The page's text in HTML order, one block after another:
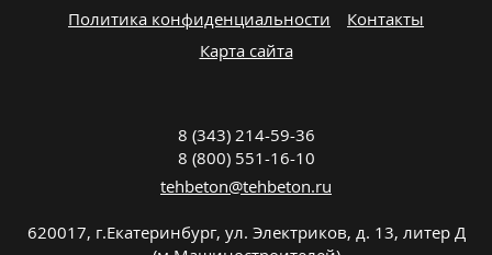
Политика конфиденциальности
Контакты
Карта сайта
8 (343) 214-59-36
8 (800) 551-16-10
tehbeton@tehbeton.ru
620017, г.Екатеринбург, ул. Электриков, д. 13, литер Д